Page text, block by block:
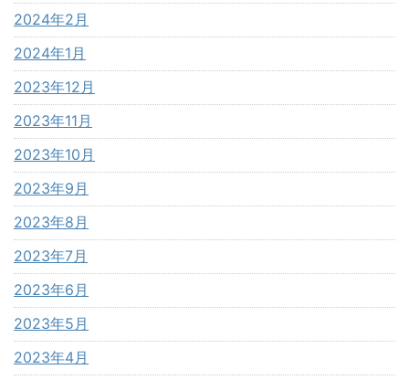
2024年2月
2024年1月
2023年12月
2023年11月
2023年10月
2023年9月
2023年8月
2023年7月
2023年6月
2023年5月
2023年4月